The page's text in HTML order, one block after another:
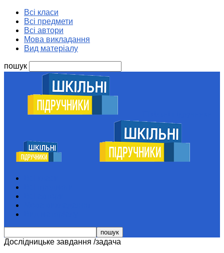
Всі класи
Всі предмети
Всі автори
Мова викладання
Вид матеріалу
пошук
Дослідницьке завдання /задача